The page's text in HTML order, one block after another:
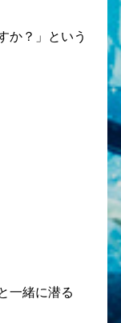
か？」という
一緒に潜る